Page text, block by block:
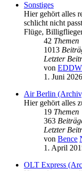
Sonstiges
Hier gehört alles
schlicht nicht
Flüge,
42 Themen
1013
Letzter
von
1. Juni
Air Berlin
Hier gehört alles
19 Themen
363
Letzter
von Bence
1. April
OLT Express